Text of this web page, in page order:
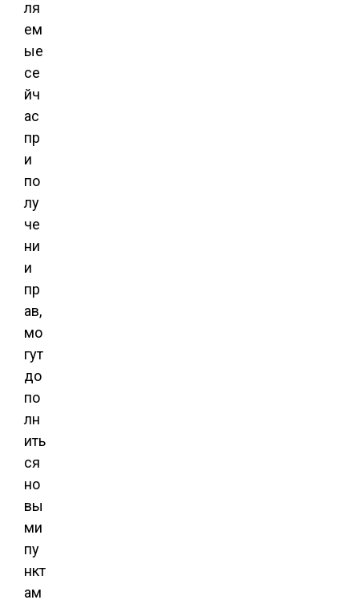
ля
ем
ые
се
йч
ас
пр
и
по
лу
че
ни
и
пр
ав,
мо
гут
до
по
лн
ить
ся
но
вы
ми
пу
нкт
ам